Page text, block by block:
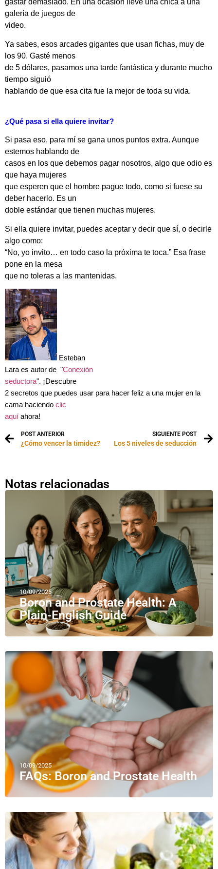
gastar demasiado. En una ocasión llevé una chica a una
galería de juegos de
video.
Ya sabes, esos arcades gigantes que usan fichas, muy de
los 90. Gasté menos
de 5 dólares, pasamos una tarde fantástica y durante mucho
tiempo siguió
hablando de que esa cita fue la mejor de toda su vida.
¿Qué pasa si ella quiere invitar?
Si pasa eso, para mí se gana unos puntos extra. Aunque
estemos hablando de
casos en los que debemos pagar nosotros, algo que odio es
que haya mujeres
que esperen que el hombre pague todo, como si fuese su
deber hacerlo. Es un
doble estándar que tienen muchas mujeres.
Si ella quiere invitar, puedes aceptar y decir que sí, o decirle
algo como:
“No, yo invito… en todo caso la próxima te toca.” Esa frase
pone en la mesa
que no toleras a las mantenidas.
Esteban
Lara es autor de "Conexión
seductora". ¡Descubre
2 secretos que puedes usar para hacer feliz a una mujer en la
cama haciendo clic
aquí ahora!
POST ANTERIOR
¿Cómo vencer la timidez?
SIGUIENTE POST
Los 5 niveles de seducción
Notas relacionadas
10/09/2025
Boron and Prostate Health: A
Plain-English Guide
10/09/2025
FAQs: Boron and Prostate Health